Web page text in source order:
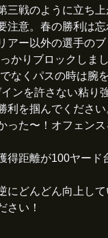
三戦のように立ち
注意。春の勝利は
アー以外の選手の
かりブロックしま
なくパスの時は腕
ンを許さない粘り
利を掴んでください
った〜！オフェン
得距離が100ヤード
にどんどん向上し
さい！